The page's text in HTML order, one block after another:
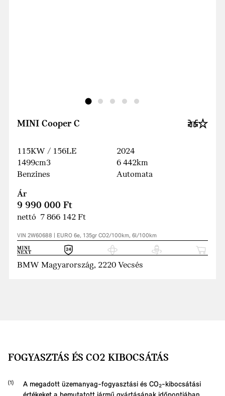
MINI Cooper C
115KW / 156LE
1499cm3
Benzines
2024
6 442km
Automata
Ár
9 990 000 Ft
nettó 7 866 142 Ft
VIN 2W60688 | EURO 6e, 135gr CO2/100km, 6l/100km
BMW Magyarország, 2220 Vecsés
FOGYASZTÁS ÉS CO2 KIBOCSÁTÁS
A megadott üzemanyag-fogyasztási és CO₂-kibocsátási